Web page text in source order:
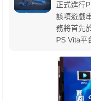
正式進行
該項遊戲
務將首先
PS Vita平